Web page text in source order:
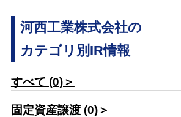
河西工業株式会社の
カテゴリ別IR情報
すべて (0)＞
固定資産譲渡 (0)＞